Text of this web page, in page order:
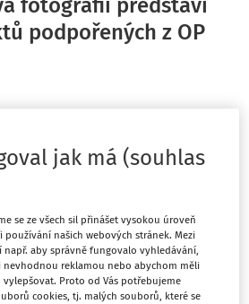
fotografií představí
podpořených z OP
2018 bude na náměstí Jiřího
venkovní putovní výstava
Výzkum, vývoj a vzdělávání (OP
měsíců bude výstava k vidění i
Plzni, Brně a Ostravě.
jak má (souhlas
se ze všech sil přinášet vysokou úroveň
našich webových stránek. Mezi
aby správně fungovalo vyhledávání,
nevhodnou reklamou nebo abychom měli
Proto od Vás potřebujeme
cookies, tj. malých souborů, které se